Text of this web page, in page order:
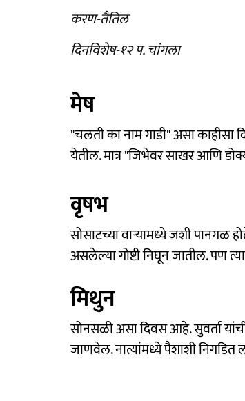
करण-तैतिल
दिनविशेष-१२ प. चांगला
मेष
"चलती का नाम गाडी" असा काहीसा
येतील. मात्र "जिभेवर साखर आणि
वृषभ
सोसाटच्या वाऱ्यामध्ये जशी पानगळ
असलेल्या गोष्टी निघून जातील. पण
मिथुन
सोनसळी असा दिवस आहे. सुवर्ता
जाणवेल. नात्यांमध्ये पैशाशी